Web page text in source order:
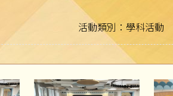
活動類別：學科活動